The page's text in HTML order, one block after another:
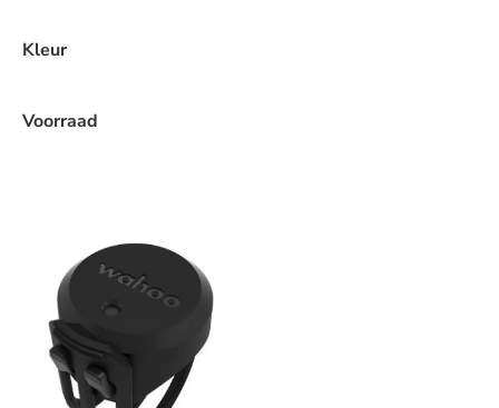
Kleur
Voorraad